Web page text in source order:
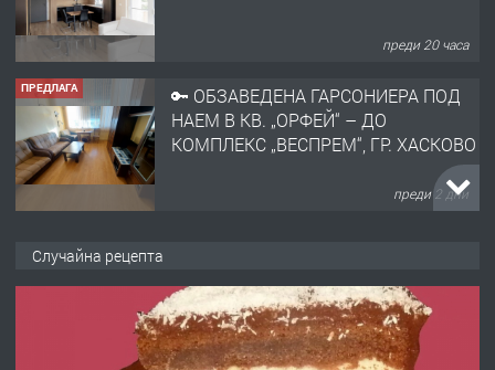
преди 20 часа
ПРЕДЛАГА
🔑 ОБЗАВЕДЕНА ГАРСОНИЕРА ПОД
НАЕМ В КВ. „ОРФЕЙ“ – ДО
КОМПЛЕКС „ВЕСПРЕМ“, ГР. ХАСКОВО
преди 2 дни
АПАРТАМЕНТ В ЦЕНТЪРА НА ГР.
ХАСКОВО
преди 3 дни
Случайна рецепта